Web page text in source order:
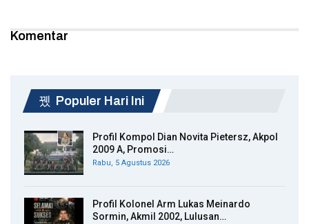
Komentar
Populer Hari Ini
Profil Kompol Dian Novita Pietersz, Akpol
2009 A, Promosi…
Rabu, 5 Agustus 2026
Profil Kolonel Arm Lukas Meinardo
Sormin, Akmil 2002, Lulusan…